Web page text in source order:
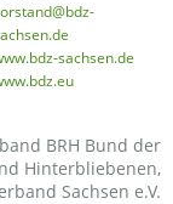
sachsen.de
BRH Bund der
Hinterbliebenen,
Sachsen e.V.